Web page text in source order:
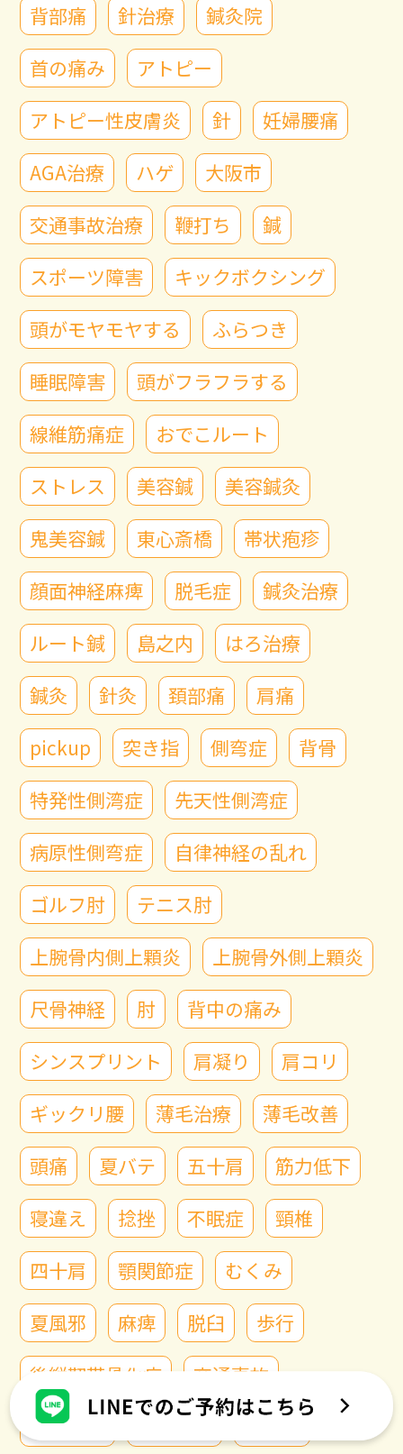
背部痛
針治療
鍼灸院
首の痛み
アトピー
アトピー性皮膚炎
針
妊婦腰痛
AGA治療
ハゲ
大阪市
交通事故治療
鞭打ち
鍼
スポーツ障害
キックボクシング
頭がモヤモヤする
ふらつき
睡眠障害
頭がフラフラする
線維筋痛症
おでこルート
ストレス
美容鍼
美容鍼灸
鬼美容鍼
東心斎橋
帯状疱疹
顔面神経麻痺
脱毛症
鍼灸治療
ルート鍼
島之内
はろ治療
鍼灸
針灸 頚部痛
肩痛
pickup
突き指 側弯症
背骨
特発性側湾症
先天性側湾症
病原性側弯症
自律神経の乱れ
ゴルフ肘
テニス肘
上腕骨内側上顆炎
上腕骨外側上顆炎
尺骨神経
肘
背中の痛み
シンスプリント
肩凝り
肩コリ
ギックリ腰
薄毛治療
薄毛改善
頭痛
夏バテ 五十肩
筋力低下
寝違え
捻挫 不眠症
頸椎
四十肩
顎関節症
むくみ
夏風邪
麻痺 脱臼
歩行
後縦靭帯骨化症
交通事故
はり治療